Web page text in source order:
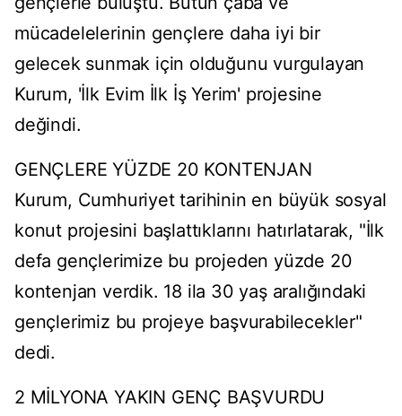
mücadelelerinin gençlere daha iyi bir
gelecek sunmak için olduğunu vurgulayan
Kurum, 'İlk Evim İlk İş Yerim' projesine
değindi.
GENÇLERE YÜZDE 20 KONTENJAN
Kurum, Cumhuriyet tarihinin en büyük sosyal
konut projesini başlattıklarını hatırlatarak, "İlk
defa gençlerimize bu projeden yüzde 20
kontenjan verdik. 18 ila 30 yaş aralığındaki
gençlerimiz bu projeye başvurabilecekler"
dedi.
2 MİLYONA YAKIN GENÇ BAŞVURDU